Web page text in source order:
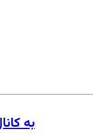
به